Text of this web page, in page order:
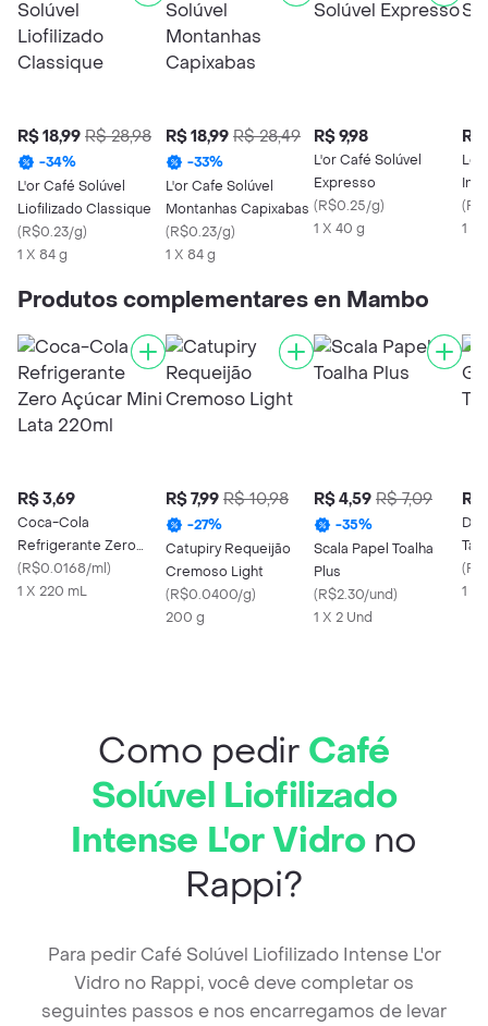
R$ 18,99 R$ 28,98
-34%
L'or Café Solúvel
Liofilizado Classique
(R$0.23/g)
1 X 84 g
R$ 18,99 R$ 28,49
-33%
L'or Cafe Solúvel
Montanhas Capixabas
(R$0.23/g)
1 X 84 g
R$ 9,98
L'or Café Solúvel
Expresso
(R$0.25/g)
1 X 40 g
R$
Lór
(
1 X
Produtos complementares en Mambo
R$ 3,69
Coca-Cola
Refrigerante Zero
Açúcar Mini Lata
220ml
(R$0.0168/ml)
1 X 220 mL
R$ 7,99 R$ 10,98
-27%
Catupiry Requeijão
Cremoso Light
(R$0.0400/g)
200 g
R$ 4,59 R$ 7,09
-35%
Scala Papel Toalha
Plus
(R$2.30/und)
1 X 2 Und
R$
Da
(
1 X
Como pedir Café
Solúvel Liofilizado
Intense L'or Vidrono
Rappi?
Para pedir Café Solúvel Liofilizado Intense L'or
Vidro no Rappi, você deve completar os
seguintes passos e nos encarregamos de levar